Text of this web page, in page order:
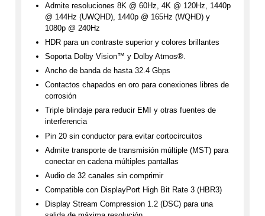
Admite resoluciones 8K @ 60Hz, 4K @ 120Hz, 1440p
@ 144Hz (UWQHD), 1440p @ 165Hz (WQHD) y
1080p @ 240Hz
HDR para un contraste superior y colores brillantes
Soporta Dolby Vision™ y Dolby Atmos®.
Ancho de banda de hasta 32.4 Gbps
Contactos chapados en oro para conexiones libres de
corrosión
Triple blindaje para reducir EMI y otras fuentes de
interferencia
Pin 20 sin conductor para evitar cortocircuitos
Admite transporte de transmisión múltiple (MST) para
conectar en cadena múltiples pantallas
Audio de 32 canales sin comprimir
Compatible con DisplayPort High Bit Rate 3 (HBR3)
Display Stream Compression 1.2 (DSC) para una